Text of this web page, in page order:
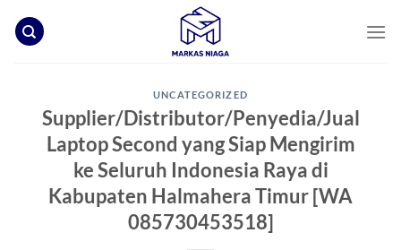
to
UNCATEGORIZED
Supplier/Distributor/Penyedia/Jual
Laptop Second yang Siap Mengirim
ke Seluruh Indonesia Raya di
Kabupaten Halmahera Timur [WA
085730453518]